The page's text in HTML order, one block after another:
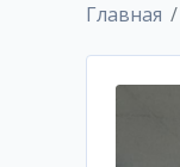
Главная